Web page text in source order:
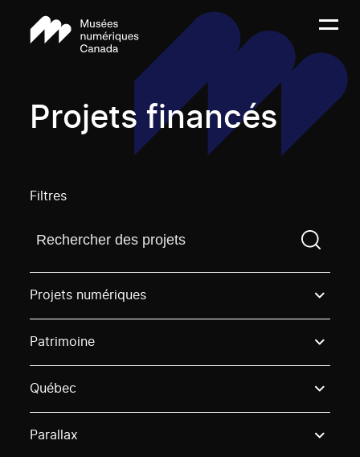
Projets financés
Filtres
Trouvez un projetVous devez saisir un terme de
Projets numériques
Patrimoine
Québec
Parallax